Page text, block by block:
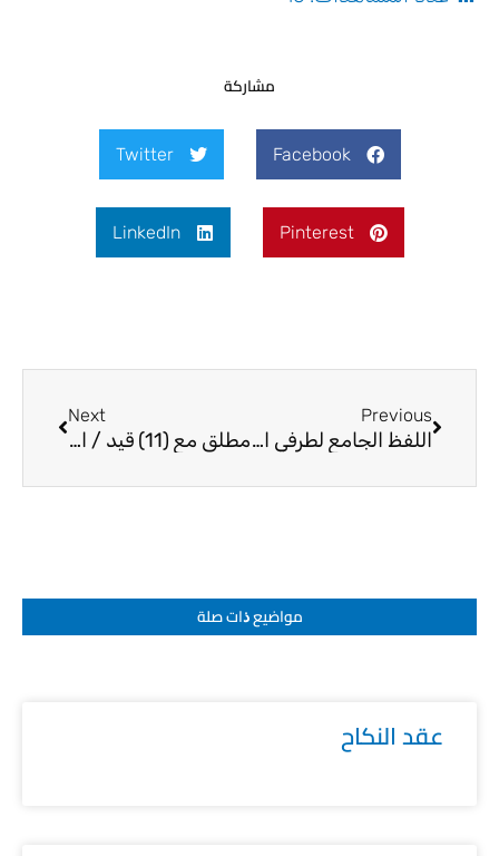
مشاركة
Facebook
Twitter
Pinterest
LinkedIn
Previous
اللفظ الجامع لطرفي الإستعارة – المرجع الديني الشيخ صالح الطائي
Next
مطلق مع (11) قيد / المرجع الديني الشيخ صالح الطائي
مواضيع ﺫات صلة
عقد النكاح